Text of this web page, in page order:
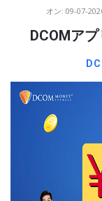
オン: 09-07-
DCOMア